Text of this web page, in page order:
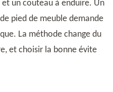
et un couteau à enduire. Un
pied de meuble demande
La méthode change du
et choisir la bonne évite